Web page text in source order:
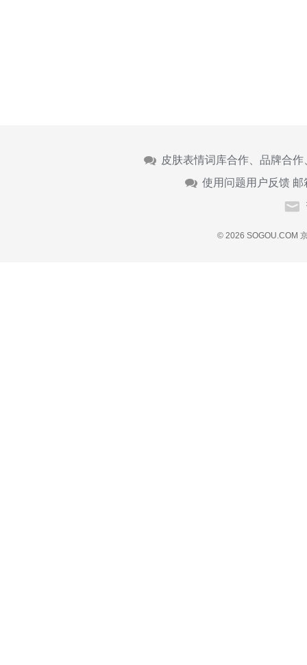
皮肤表情词库合作、品牌合
使用问题用户反馈 邮
© 2026 SOGOU.COM